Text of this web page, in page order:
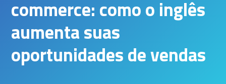
commerce: como o inglês
aumenta suas
oportunidades de vendas